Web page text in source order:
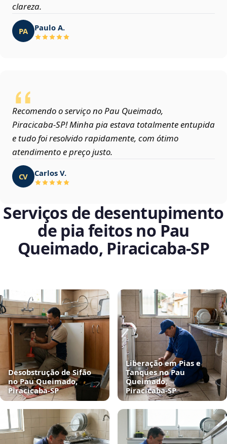
clareza.
PA Paulo A.
Recomendo o serviço no Pau Queimado,
Piracicaba‑SP! Minha pia estava totalmente entupida
e tudo foi resolvido rapidamente, com ótimo
atendimento e preço justo.
CV Carlos V.
Serviços de desentupimento
de pia feitos no Pau
Queimado, Piracicaba‑SP
Desobstrução de Sifão
no Pau Queimado,
Piracicaba‑SP
Liberação em Pias e
Tanques no Pau
Queimado,
Piracicaba‑SP